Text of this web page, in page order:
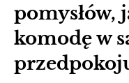
pomysłów,
komodę w